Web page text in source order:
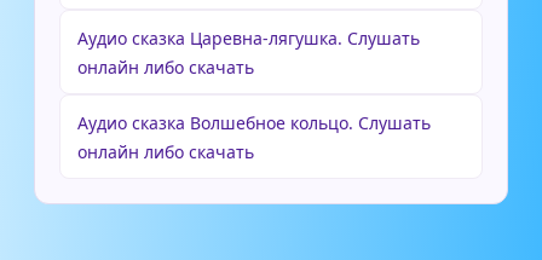
Аудио сказка Царевна-лягушка. Слушать
онлайн либо скачать
Аудио сказка Волшебное кольцо. Слушать
онлайн либо скачать